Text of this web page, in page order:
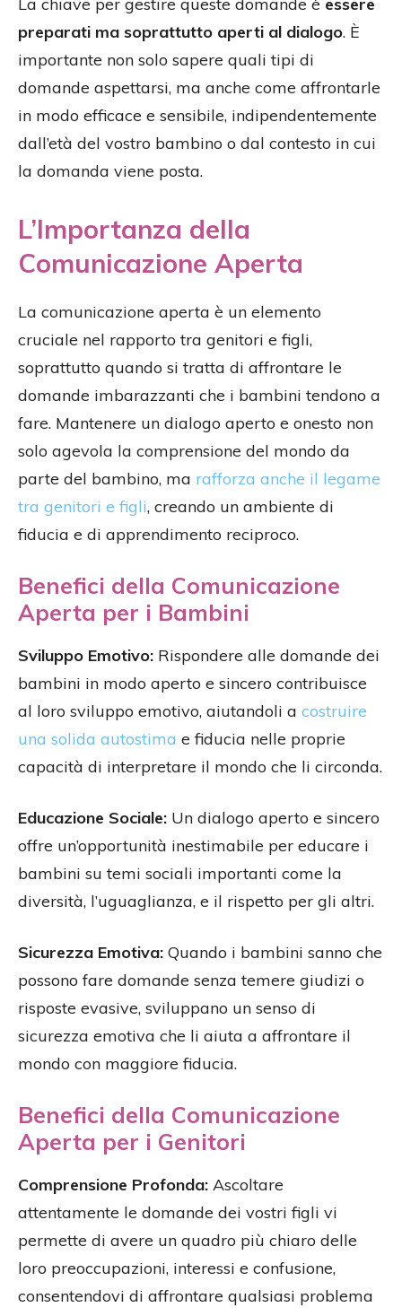
preparati ma soprattutto aperti al dialogo. È
importante non solo sapere quali tipi di
domande aspettarsi, ma anche come affrontarle
in modo efficace e sensibile, indipendentemente
dall’età del vostro bambino o dal contesto in cui
la domanda viene posta.
L’Importanza della
Comunicazione Aperta
La comunicazione aperta è un elemento
cruciale nel rapporto tra genitori e figli,
soprattutto quando si tratta di affrontare le
domande imbarazzanti che i bambini tendono a
fare. Mantenere un dialogo aperto e onesto non
solo agevola la comprensione del mondo da
parte del bambino, ma rafforza anche il legame
tra genitori e figli, creando un ambiente di
fiducia e di apprendimento reciproco.
Benefici della Comunicazione
Aperta per i Bambini
Sviluppo Emotivo: Rispondere alle domande dei
bambini in modo aperto e sincero contribuisce
al loro sviluppo emotivo, aiutandoli a costruire
una solida autostima e fiducia nelle proprie
capacità di interpretare il mondo che li circonda.
Educazione Sociale: Un dialogo aperto e sincero
offre un’opportunità inestimabile per educare i
bambini su temi sociali importanti come la
diversità, l’uguaglianza, e il rispetto per gli altri.
Sicurezza Emotiva: Quando i bambini sanno che
possono fare domande senza temere giudizi o
risposte evasive, sviluppano un senso di
sicurezza emotiva che li aiuta a affrontare il
mondo con maggiore fiducia.
Benefici della Comunicazione
Aperta per i Genitori
Comprensione Profonda: Ascoltare
attentamente le domande dei vostri figli vi
permette di avere un quadro più chiaro delle
loro preoccupazioni, interessi e confusione,
consentendovi di affrontare qualsiasi problema